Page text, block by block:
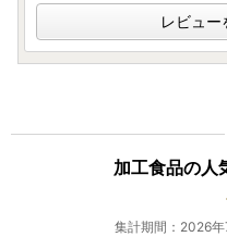
レビュー
加工食品の人
集計期間：2026